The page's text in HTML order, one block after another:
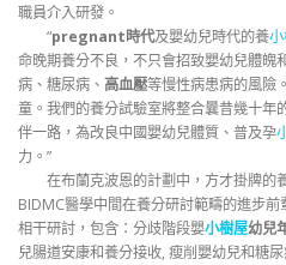
職員介入研發。
“pregnant時代及嬰幼兒時代的養
命晚期養分不良，不只會招致嬰幼兒體魄
病、糖尿病、 高血壓等慢性病患病的風險
童。我們的養分試驗室將整合曩昔幾十年
伴一路，為改良中國嬰幼兒體質、普及孕
力。”
在布蘭克波恩的計劃中，方才掛牌的
BIDMC醫學中間在養分研討範疇的進步
相干研討，包含：分歧階段嬰小樹屋幼兒
兒腸道安康和養分接收, 瘦削嬰幼兒和糖